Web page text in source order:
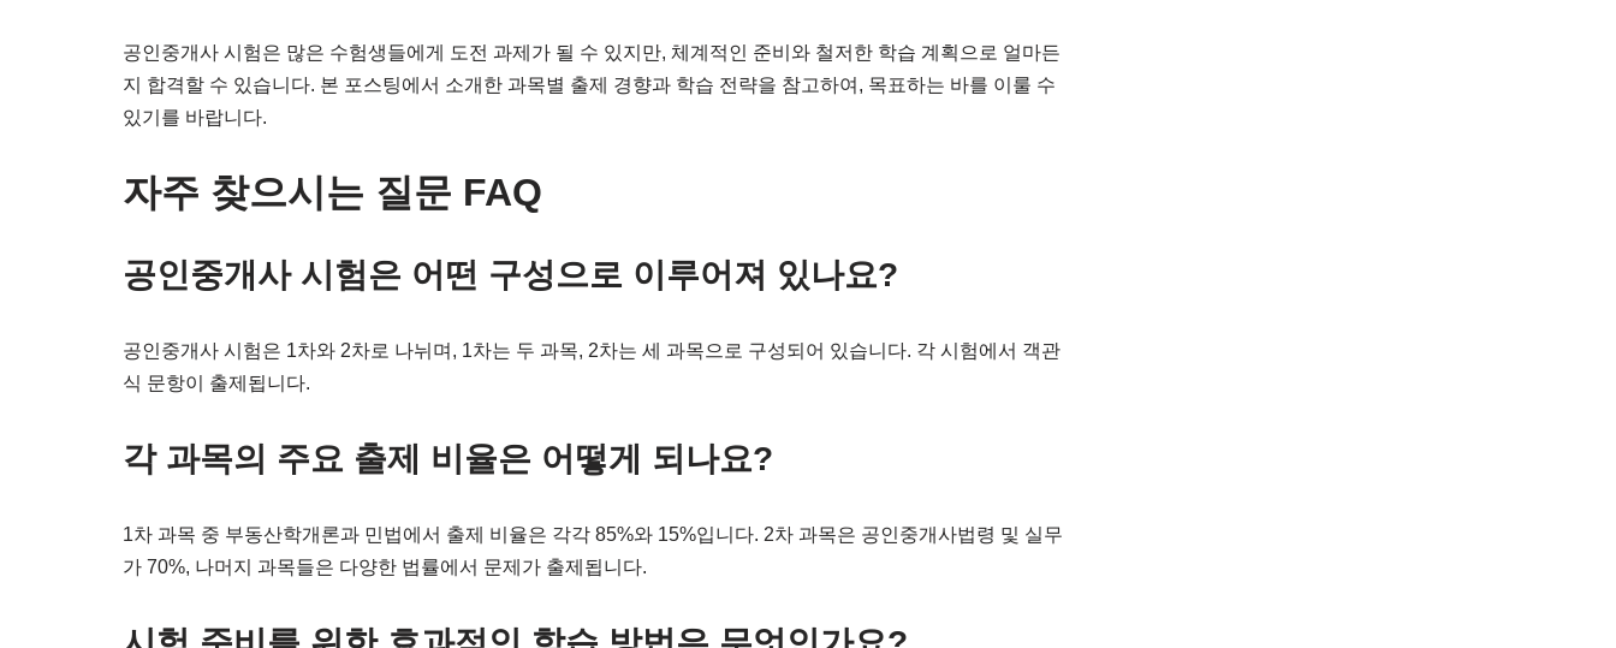
공인중개사 시험은 많은 수험생들에게 도전 과제가 될 수 있지만, 체계적인 준비와 철저한 학습 계획으로 얼마든
지 합격할 수 있습니다. 본 포스팅에서 소개한 과목별 출제 경향과 학습 전략을 참고하여, 목표하는 바를 이룰 수
있기를 바랍니다.
자주 찾으시는 질문 FAQ
공인중개사 시험은 어떤 구성으로 이루어져 있나요?
공인중개사 시험은 1차와 2차로 나뉘며, 1차는 두 과목, 2차는 세 과목으로 구성되어 있습니다. 각 시험에서 객관
식 문항이 출제됩니다.
각 과목의 주요 출제 비율은 어떻게 되나요?
1차 과목 중 부동산학개론과 민법에서 출제 비율은 각각 85%와 15%입니다. 2차 과목은 공인중개사법령 및 실무
가 70%, 나머지 과목들은 다양한 법률에서 문제가 출제됩니다.